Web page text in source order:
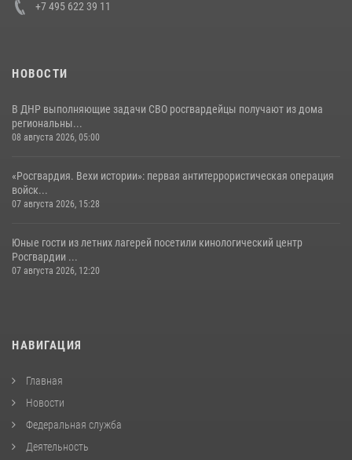
+7 495 622 39 11
НОВОСТИ
В ДНР выполняющие задачи СВО росгвардейцы получают из дома
региональны...
08 августа 2026, 05:00
«Росгвардия. Вехи истории»: первая антитеррористическая операция
войск...
07 августа 2026, 15:28
Юные гости из летних лагерей посетили кинологический центр
Росгвардии ...
07 августа 2026, 12:20
НАВИГАЦИЯ
Главная
Новости
Федеральная служба
Деятельность